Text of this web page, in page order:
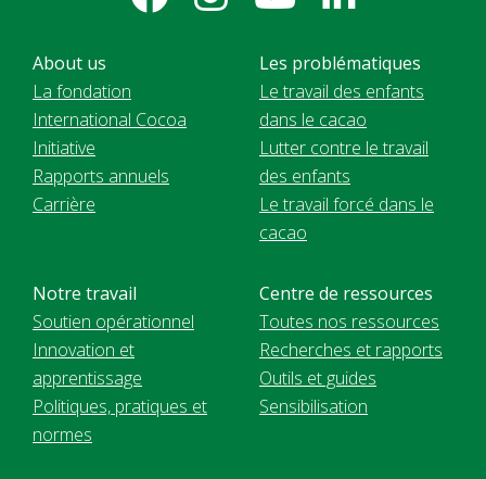
About us
La fondation
International Cocoa
Initiative
Rapports annuels
Carrière
Les problématiques
Le travail des enfants
dans le cacao
Lutter contre le travail
des enfants
Le travail forcé dans le
cacao
Notre travail
Soutien opérationnel
Innovation et
apprentissage
Politiques, pratiques et
normes
Centre de ressources
Toutes nos ressources
Recherches et rapports
Outils et guides
Sensibilisation